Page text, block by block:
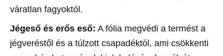
váratlan fagyoktól.
Jégeső és erős eső: A fólia megvédi a termést a
jégveréstől és a túlzott csapadéktól, ami csökkenti